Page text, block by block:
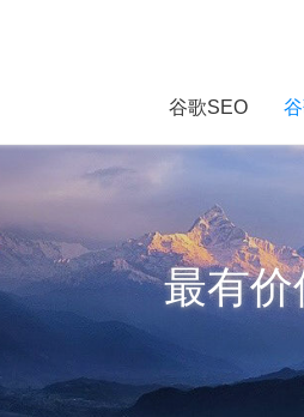
谷歌SEO
最有